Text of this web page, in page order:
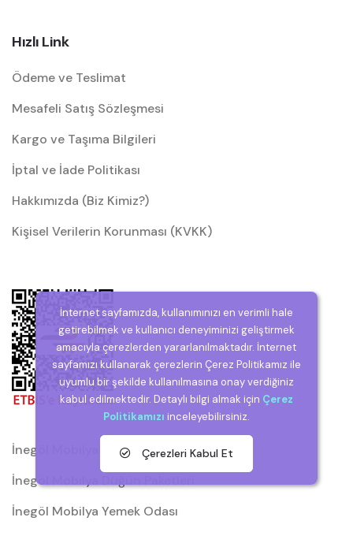
Hızlı Link
Ödeme ve Teslimat
Mesafeli Satış Sözleşmesi
Kargo ve Taşıma Bilgileri
İptal ve İade Politikası
Hakkımızda (Biz Kimiz?)
Kişisel Verilerin Korunması (KVKK)
İnegöl Mobilya
İnegöl Mobilya Düğün Paketleri
İnegöl Mobilya Yemek Odası
İnternet sayfamızda, kullanımınızı en verimli hale
getirebilmek ve kullanıcı deneyiminizi geliştirmek
amacıyla çerezlerden yararlanılmaktadır. İnternet
sayfamızı kullanarak çerezlerin Çerez Politikamız ile
uyumlu bir şekilde kullanılmasına onay verdiğiniz
kabul edilmektedir. Detaylı bilgi almak için Çerez
Politikamızı inceleyebilirsiniz.
Çerezleri Kabul Et